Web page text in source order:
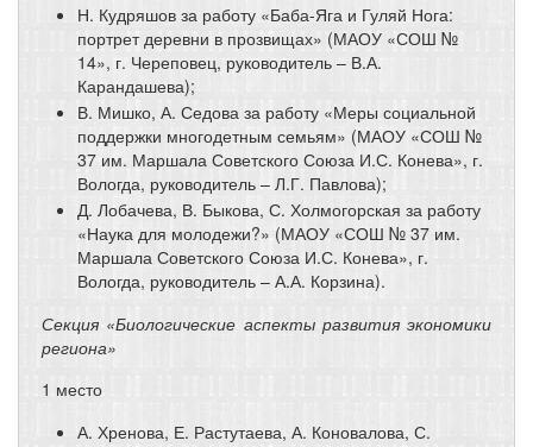
Н. Кудряшов за работу «Баба-Яга и Гуляй Нога:
портрет деревни в прозвищах» (МАОУ «СОШ №
14», г. Череповец, руководитель – В.А.
Карандашева);
В. Мишко, А. Седова за работу «Меры социальной
поддержки многодетным семьям» (МАОУ «СОШ №
37 им. Маршала Советского Союза И.С. Конева», г.
Вологда, руководитель – Л.Г. Павлова);
Д. Лобачева, В. Быкова, С. Холмогорская за работу
«Наука для молодежи?» (МАОУ «СОШ № 37 им.
Маршала Советского Союза И.С. Конева», г.
Вологда, руководитель – А.А. Корзина).
Секция «Биологические аспекты развития экономики
региона»
1 место
А. Хренова, Е. Растутаева, А. Коновалова, С.